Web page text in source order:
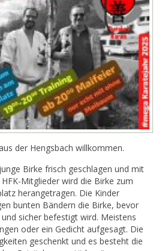
der Hengsbach willkommen.
Birke frisch geschlagen und mit
Mitglieder wird die Birke zum
herangetragen. Die Kinder
bunten Bändern die Birke, bevor
sicher befestigt wird. Meistens
oder ein Gedicht aufgesagt. Die
geschenkt und es besteht die